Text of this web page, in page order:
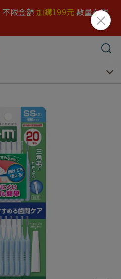
限金額 加購199元 數量有限